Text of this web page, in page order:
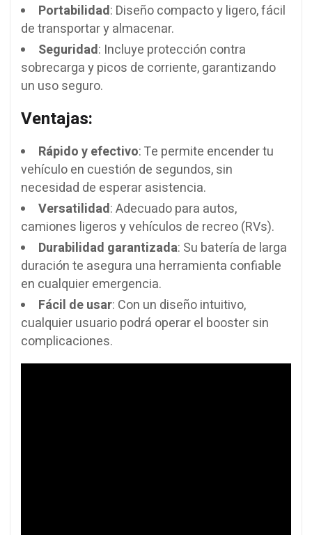
Portabilidad: Diseño compacto y ligero, fácil
de transportar y almacenar.
Seguridad: Incluye protección contra
sobrecarga y picos de corriente, garantizando
un uso seguro.
Ventajas:
Rápido y efectivo: Te permite encender tu
vehículo en cuestión de segundos, sin
necesidad de esperar asistencia.
Versatilidad: Adecuado para autos,
camiones ligeros y vehículos de recreo (RVs).
Durabilidad garantizada: Su batería de larga
duración te asegura una herramienta confiable
en cualquier emergencia.
Fácil de usar: Con un diseño intuitivo,
cualquier usuario podrá operar el booster sin
complicaciones.